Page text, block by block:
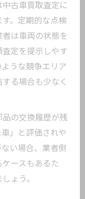
古車買取査定に
。定期的な点検
は車両の状態を
定を提示しやす
うな競争エリア
る場合も少なく
の交換履歴が残
」と評価されや
い場合、業者側
ースもあるた
ょう。